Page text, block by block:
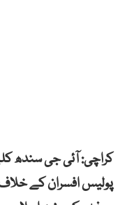
پولیس افسران کے